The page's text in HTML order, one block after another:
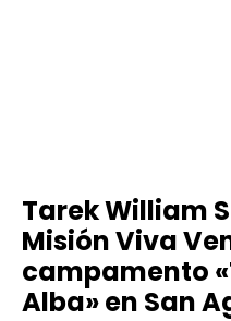
Tarek William
Misión Viva
campamento
Alba» en San